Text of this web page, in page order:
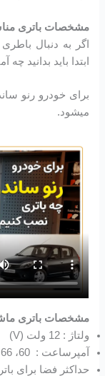
مشخصات باتری
اگر به دنبال
ابتدا باید بدانید
میشود.
مشخصات باتری
ولتاژ : 12 ولت (V)
آمپرساعت : 60، 66 و 74 آمپر (AH)
حداکثر فضا برای